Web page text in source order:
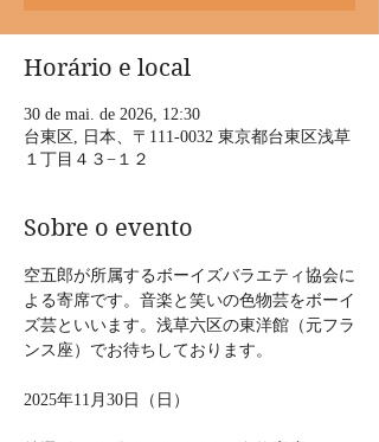
Horário e local
30 de mai. de 2026, 12:30
台東区, 日本、〒111-0032 東京都台東区浅草
１丁目４３−１２
Sobre o evento
空五郎が所属するボーイズバラエティ協会に
よる寄席です。音楽と笑いの色物芸をボーイ
ズ芸といいます。浅草六区の東洋館（元フラ
ンス座）でお待ちしております。
2025年11月30日（日）